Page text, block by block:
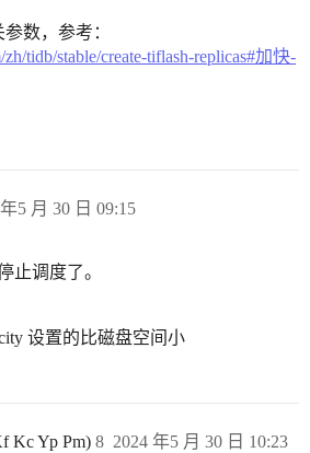
数，参考：
tidb/stable/create-tiflash-replicas#加快-
5 月 30 日 09:15
止调度了。
设置的比磁盘空间小
Kc Yp Pm) 2024 年5 月 30 日 10:23
8